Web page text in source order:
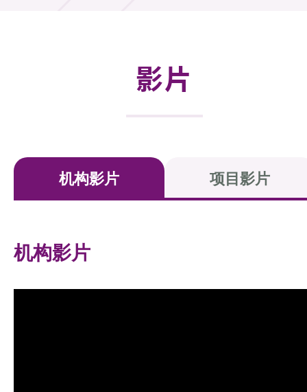
活动及消息
资讯中心
科技分享
影片
机构影片 项目影片
机构影片